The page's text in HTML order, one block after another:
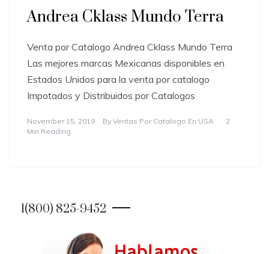
Andrea Cklass Mundo Terra
Venta por Catalogo Andrea Cklass Mundo Terra
Las mejores marcas Mexicanas disponibles en
Estados Unidos para la venta por catalogo
Impotados y Distribuidos por Catalogos
November 15, 2019 By Ventas Por Catalogo En USA
2
Min Reading
1(800) 825-9452